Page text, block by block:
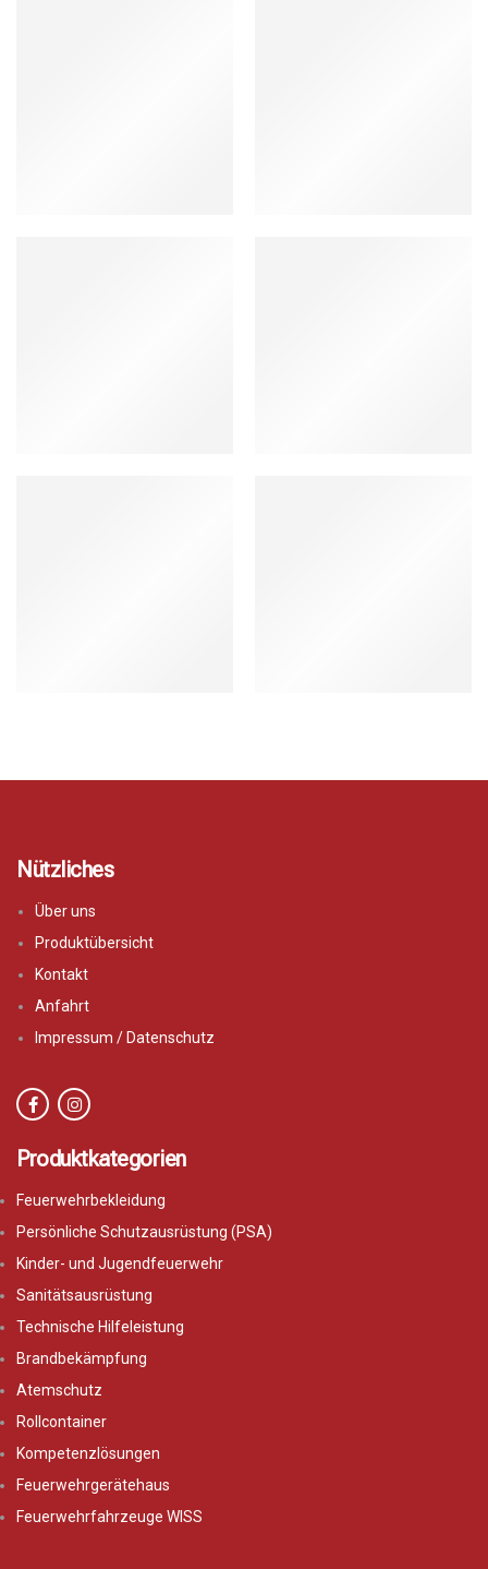
Nützliches
Über uns
Produktübersicht
Kontakt
Anfahrt
Impressum / Datenschutz
Produktkategorien
Feuerwehrbekleidung
Persönliche Schutzausrüstung (PSA)
Kinder- und Jugendfeuerwehr
Sanitätsausrüstung
Technische Hilfeleistung
Brandbekämpfung
Atemschutz
Rollcontainer
Kompetenzlösungen
Feuerwehrgerätehaus
Feuerwehrfahrzeuge WISS